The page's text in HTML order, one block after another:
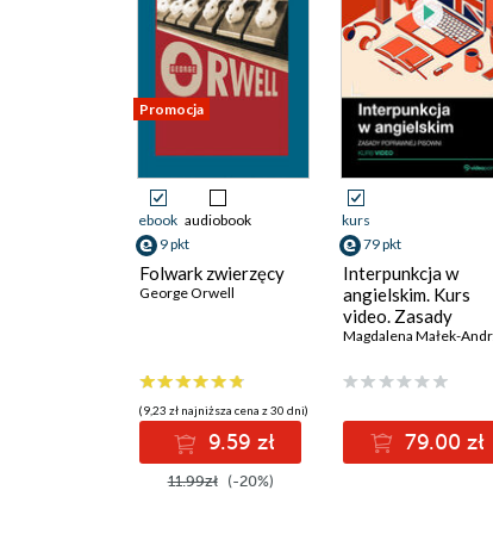
Promocja
ebook audiobook
9 pkt
Folwark zwierzęcy
George Orwell
(9,23 zł najniższa cena z 30 dni)
9.59 zł
11.99zł (-20%)
kurs
79 pkt
Interpunkcja w
angielskim. Kurs
video. Zasady
poprawnej pisowni
79.00 zł